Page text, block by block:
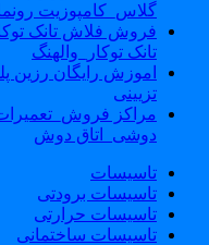
گلاس_کامپوزیت
فروش فلاش تانک
تانک توکار_والهنگ
اموزش رایگان رزین
تزیینی
مراکز فروش_تعمیرات
دوشی_اتاق دوش
تاسیسات
تاسیسات برودتی
تاسیسات حرارتی
تاسیسات ساختمانی